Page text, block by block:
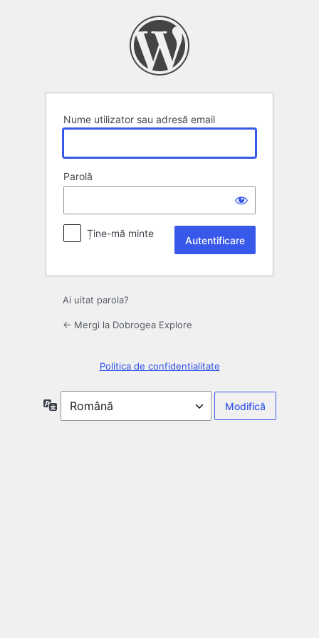
Nume utilizator sau adresă email
Parolă
Ține-mă minte
Ai uitat parola?
← Mergi la Dobrogea Explore
Politica de confidentialitate
Limbă